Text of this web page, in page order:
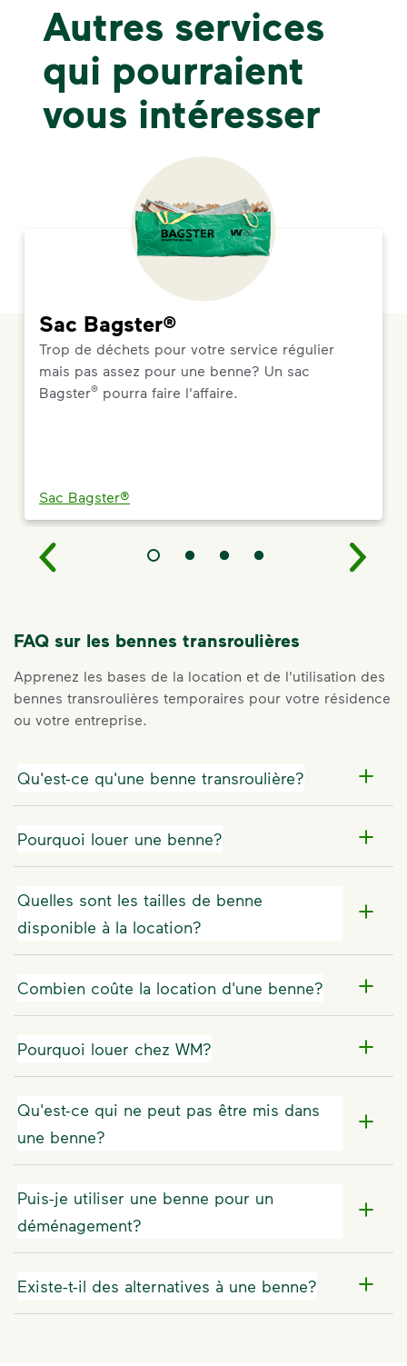
Autres services
qui pourraient
vous intéresser
Sac Bagster®
Trop de déchets pour votre service régulier
mais pas assez pour une benne? Un sac
Bagster® pourra faire l'affaire.
Sac Bagster®
FAQ sur les bennes transroulières
Apprenez les bases de la location et de l'utilisation des
bennes transroulières temporaires pour votre résidence
ou votre entreprise.
Qu'est-ce qu'une benne transroulière?
Pourquoi louer une benne?
Quelles sont les tailles de benne
disponible à la location?
Combien coûte la location d'une benne?
Pourquoi louer chez WM?
Qu'est-ce qui ne peut pas être mis dans
une benne?
Puis-je utiliser une benne pour un
déménagement?
Existe-t-il des alternatives à une benne?